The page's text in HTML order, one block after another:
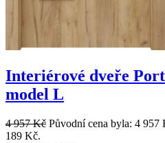
Interiérové dveře
model L
4 957Kč Původní cena byla: 4 957
189 Kč.